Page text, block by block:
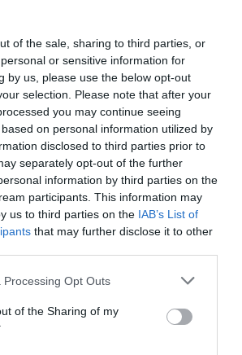
of the sale, sharing to third parties, or
or sensitive information for
by us, please use the below opt-out
selection. Please note that after your
you may continue seeing
on personal information utilized by
disclosed to third parties prior to
separately opt-out of the further
information by third parties on the
participants. This information may
us to third parties on the IAB’s List of
that may further disclose it to other
Processing Opt Outs
of the Sharing of my
odporúča produkt